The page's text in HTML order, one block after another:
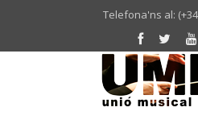
Telefona'ns al: